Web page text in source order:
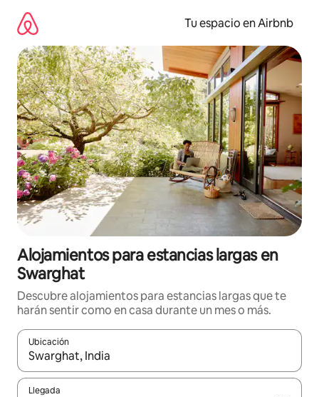
contenido
Tu espacio en Airbnb
Alojamientos para estancias largas en
Swarghat
Descubre alojamientos para estancias largas que te
harán sentir como en casa durante un mes o más.
Ubicación
Cuando los resultados estén disponibles, podrás navegar
Llegada